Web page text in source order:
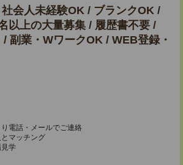
会人未経験OK / ブランクOK /
以上の大量募集 / 履歴書不要 /
副業・WワークOK / WEB登録・
電話・メールでご連絡
マッチング
学